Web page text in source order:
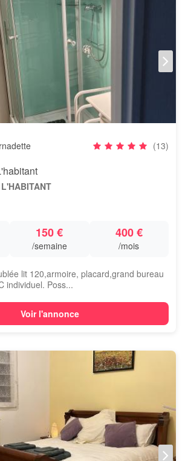
(13)
150 €
/semaine
400 €
/mois
lit 120,armoire, placard,grand bureau
individuel. Poss...
Voir l'annonce